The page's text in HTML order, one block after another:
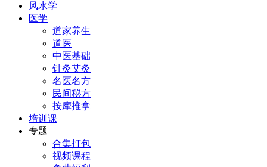
风水学
医学
道家养生
道医
中医基础
针灸艾灸
名医名方
民间秘方
按摩推拿
培训课
专题
合集打包
视频课程